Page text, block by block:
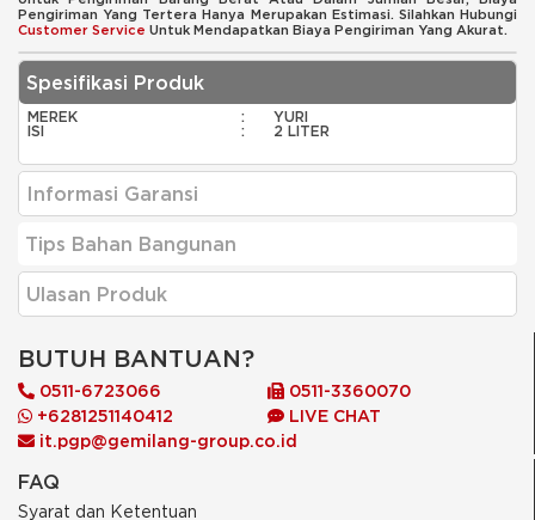
Pengiriman Yang Tertera Hanya Merupakan Estimasi. Silahkan Hubungi
Customer Service Untuk Mendapatkan Biaya Pengiriman Yang Akurat.
Spesifikasi Produk
MEREK :
YURI
ISI
: 2 LITER
Informasi Garansi
Tips Bahan Bangunan
Ulasan Produk
BUTUH BANTUAN?
0511-6723066
0511-3360070
+6281251140412
LIVE CHAT
it.pgp@gemilang-group.co.id
FAQ
Syarat dan Ketentuan